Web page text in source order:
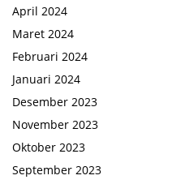
April 2024
Maret 2024
Februari 2024
Januari 2024
Desember 2023
November 2023
Oktober 2023
September 2023